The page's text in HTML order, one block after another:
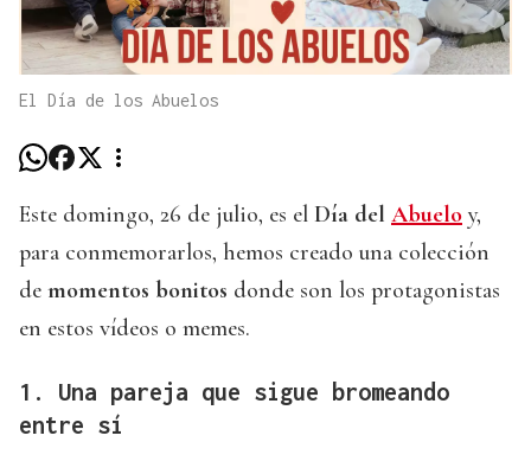
El Día de los Abuelos
Este domingo, 26 de julio, es el Día del Abuelo y,
para conmemorarlos, hemos creado una colección
de momentos bonitos donde son los protagonistas
en estos vídeos o memes.
1. Una pareja que sigue bromeando
entre sí